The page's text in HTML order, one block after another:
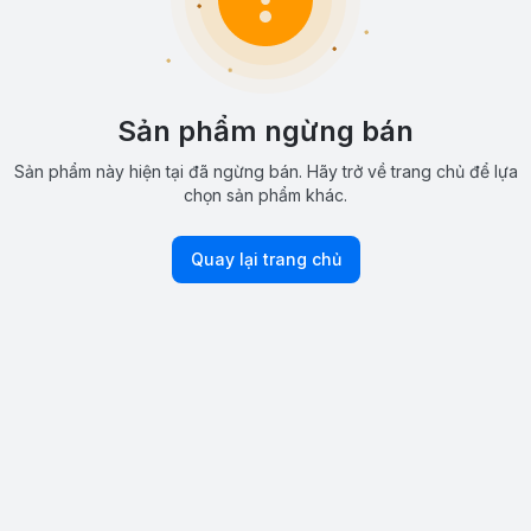
Sản phẩm ngừng bán
Sản phẩm này hiện tại đã ngừng bán. Hãy trở về trang chủ để lựa
chọn sản phẩm khác.
Quay lại trang chủ